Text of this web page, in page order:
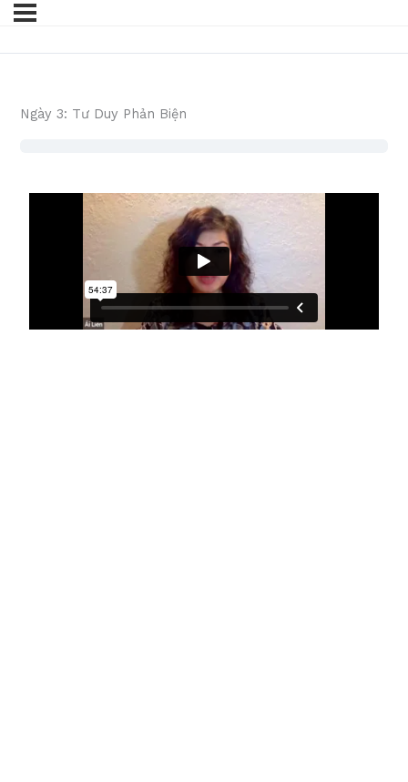
Ngày 3: Tư Duy Phản Biện